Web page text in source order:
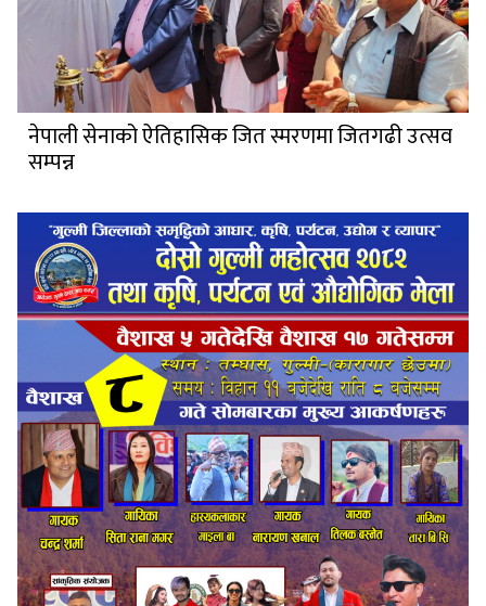
नेपाली सेनाको ऐतिहासिक जित स्मरणमा जितगढी उत्सव
सम्पन्न